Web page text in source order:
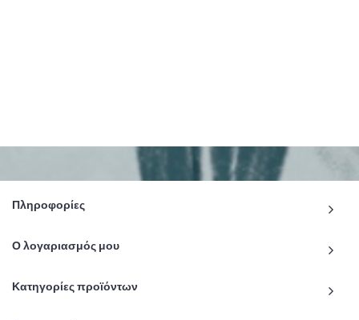
Πληροφορίες
Ο λογαριασμός μου
Κατηγορίες προϊόντων